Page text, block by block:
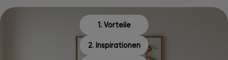
1. Vorteile
2. Inspirationen